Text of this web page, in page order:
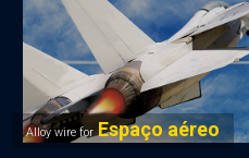
Alloy wire forEspaço aéreo